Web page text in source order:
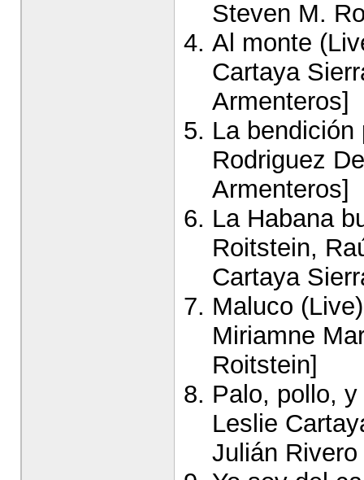
Steven M.
Al monte
Cartaya
Armenteros]
La
Rodriguez
Armenteros]
La Habana
Roitstein,
Cartaya
Maluco
Miriamne
Roitstein]
Palo, pollo,
Leslie
Julián